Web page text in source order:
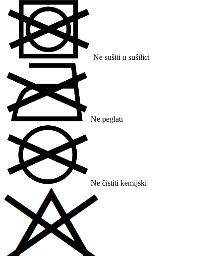
Ne sušiti u sušilici
Ne peglati
Ne čistiti kemijski